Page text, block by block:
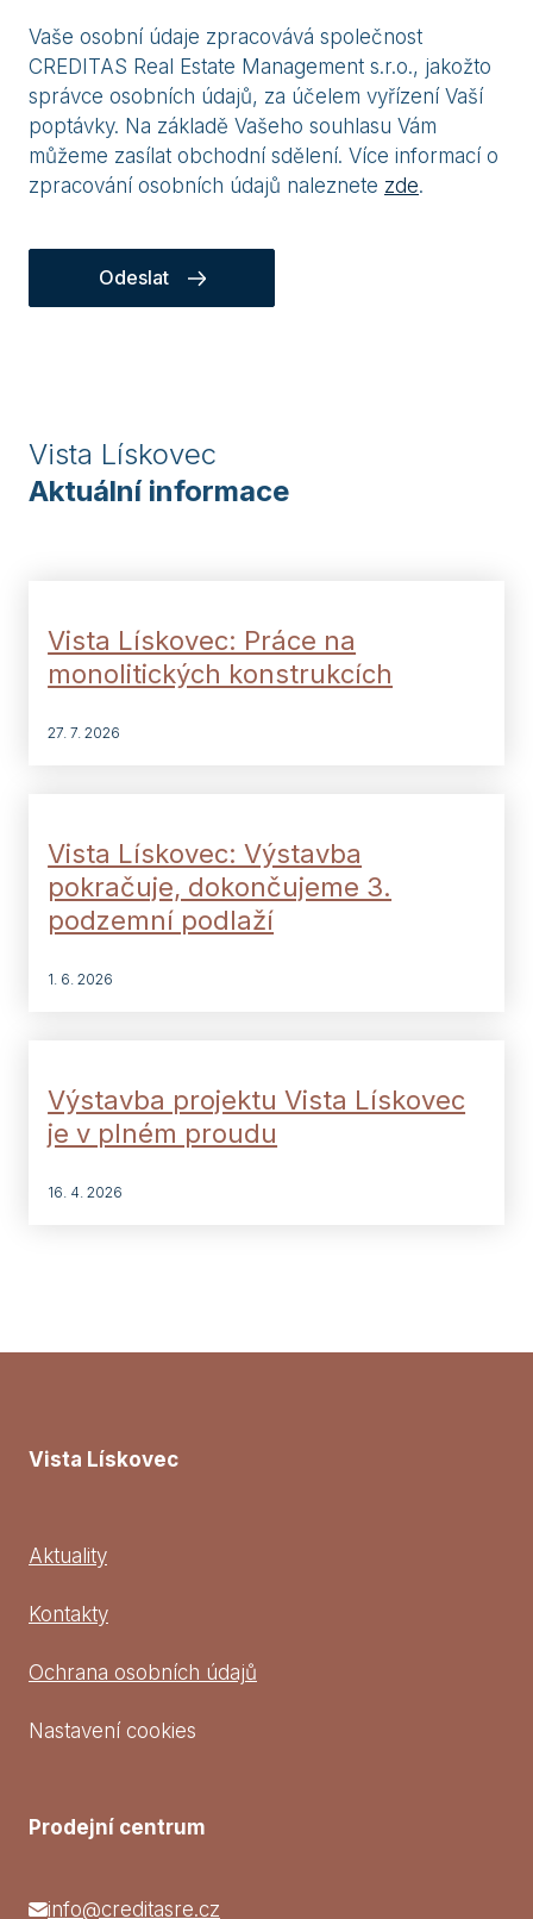
Vaše osobní údaje zpracovává společnost
CREDITAS Real Estate Management s.r.o., jakožto
správce osobních údajů, za účelem vyřízení Vaší
poptávky. Na základě Vašeho souhlasu Vám
můžeme zasílat obchodní sdělení. Více informací o
zpracování osobních údajů naleznete zde.
Odeslat
Vista Lískovec
Aktuální informace
Vista Lískovec: Práce na
monolitických konstrukcích
27. 7. 2026
Vista Lískovec: Výstavba
pokračuje, dokončujeme 3.
podzemní podlaží
1. 6. 2026
Výstavba projektu Vista Lískovec
je v plném proudu
16. 4. 2026
Vista Lískovec
Aktuality
Kontakty
Ochrana osobních údajů
Nastavení cookies
Prodejní centrum
info@creditasre.cz